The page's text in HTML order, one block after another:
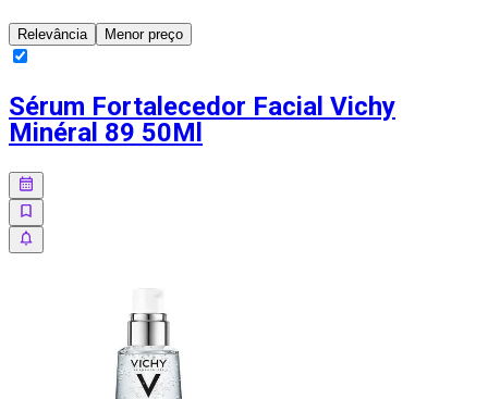
Relevância Menor preço
Sérum Fortalecedor Facial Vichy
Minéral 89 50Ml